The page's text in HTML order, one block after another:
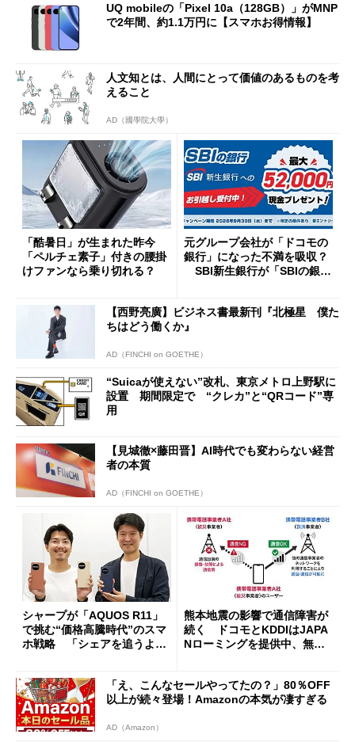
UQ mobileの「Pixel 10a（128GB）」がMNP
で2年間、約1.1万円に【スマホお得情報】
人文知とは、人間にとって価値のあるものを考
えること
AD（國學院大學）
「酷暑日」が生まれた昨今
「ペルチェ素子」付きの腰掛
けファンなら乗り切れる？
元グループ会社が「ドコモの
銀行」になった不満を吸収？
SBI新生銀行が「SBIの銀
開催
【西野亮廣】ビジネス書最新刊『北極星 僕た
ちはどう働くか』
AD（FINCHI on GOETHE）
“Suicaが使えない”改札、東京メトロ上野駅に
設置 期間限定で “クレカ”と“QRコード”専
用
【見城徹×藤田晋】AI時代でも変わらない経営
者の本質
AD（FINCHI on GOETHE）
シャープが「AQUOS R11」
で挑む“価格高騰時代”のスマ
ホ戦略 「シェアを追うより
熊本地震の影響で通信障害が
続く ドコモとKDDIはJAPA
Nローミングを提供中、無料
「え、こんなセールやってたの？」80％OFF
以上が続々登場！Amazonの本気が凄すぎる
AD（Amazon）